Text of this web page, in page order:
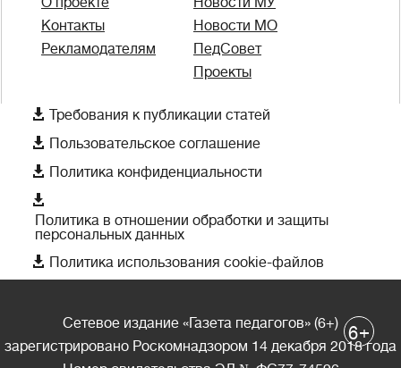
Контакты
Рекламодателям
Новости МО
ПедСовет
Проекты
 Требования к публикации статей
 Пользовательское соглашение
 Политика конфиденциальности

Политика в отношении обработки и защиты
персональных данных
 Политика использования cookie-файлов
Сетевое издание «Газета педагогов» (6+)
зарегистрировано Роскомнадзором 14 декабря 2018 года
6+